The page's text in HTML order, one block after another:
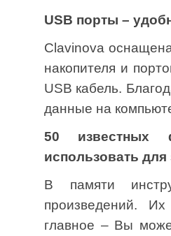
USB порты –
Clavinova
накопителя и
USB кабель.
данные на
50 известных
использовать для
В памяти
произведений.
главное – Вы